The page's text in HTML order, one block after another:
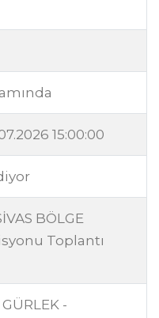
15:00:00
BÖLGE
Toplantı
-